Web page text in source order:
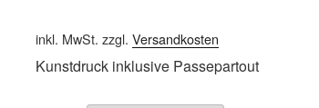
inkl. MwSt. zzgl. Versandkosten
Kunstdruck inklusive Passepartout